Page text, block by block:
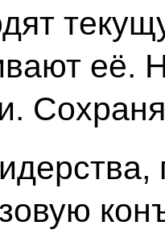
её.